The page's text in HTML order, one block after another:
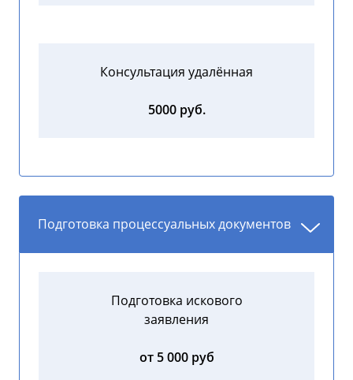
Консультация удалённая
5000 руб.
Подготовка процессуальных документов
Подготовка искового
заявления
от 5 000 руб